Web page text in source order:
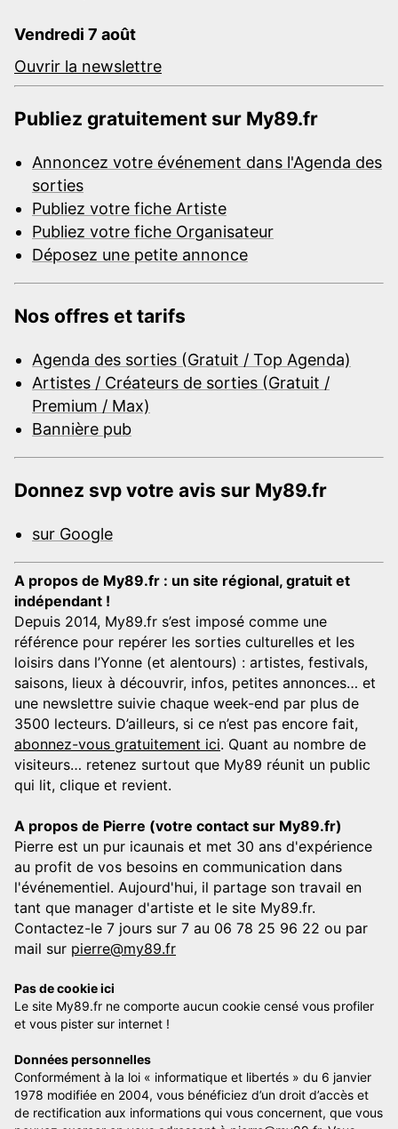
Vendredi 7 août
Ouvrir la newslettre
Publiez gratuitement sur My89.fr
Annoncez votre événement dans l'Agenda des
sorties
Publiez votre fiche Artiste
Publiez votre fiche Organisateur
Déposez une petite annonce
Nos offres et tarifs
Agenda des sorties (Gratuit / Top Agenda)
Artistes / Créateurs de sorties (Gratuit /
Premium / Max)
Bannière pub
Donnez svp votre avis sur My89.fr
sur Google
A propos de My89.fr : un site régional, gratuit et
indépendant !
Depuis 2014, My89.fr s’est imposé comme une
référence pour repérer les sorties culturelles et les
loisirs dans l’Yonne (et alentours) : artistes, festivals,
saisons, lieux à découvrir, infos, petites annonces… et
une newslettre suivie chaque week-end par plus de
3500 lecteurs. D’ailleurs, si ce n’est pas encore fait,
abonnez-vous gratuitement ici. Quant au nombre de
visiteurs… retenez surtout que My89 réunit un public
qui lit, clique et revient.
A propos de Pierre (votre contact sur My89.fr)
Pierre est un pur icaunais et met 30 ans d'expérience
au profit de vos besoins en communication dans
l'événementiel. Aujourd'hui, il partage son travail en
tant que manager d'artiste et le site My89.fr.
Contactez-le 7 jours sur 7 au 06 78 25 96 22 ou par
mail sur pierre@my89.fr
Pas de cookie ici
Le site My89.fr ne comporte aucun cookie censé vous profiler
et vous pister sur internet !
Données personnelles
Conformément à la loi « informatique et libertés » du 6 janvier
1978 modifiée en 2004, vous bénéficiez d’un droit d’accès et
de rectification aux informations qui vous concernent, que vous